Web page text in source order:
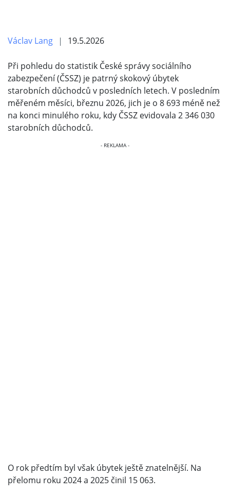
Václav Lang 19.5.2026
Při pohledu do statistik České správy sociálního
zabezpečení (ČSSZ) je patrný skokový úbytek
starobních důchodců v posledních letech. V posledním
měřeném měsíci, březnu 2026, jich je o 8 693 méně než
na konci minulého roku, kdy ČSSZ evidovala 2 346 030
starobních důchodců.
O rok předtím byl však úbytek ještě znatelnější. Na
přelomu roku 2024 a 2025 činil 15 063.